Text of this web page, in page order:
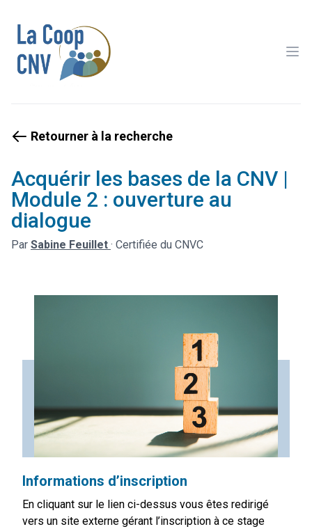
Retourner à la recherche
Acquérir les bases de la CNV |
Module 2 : ouverture au
dialogue
Par Sabine Feuillet · Certifiée du CNVC
Informations d’inscription
En cliquant sur le lien ci-dessus vous êtes redirigé
vers un site externe gérant l’inscription à ce stage